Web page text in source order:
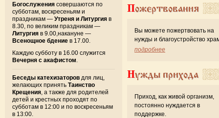
Богослужения совершаются по
субботам, воскресеньям и
праздникам — Утреня и Литургия в
8.30, по великим праздникам —
Литургия в 9.00,накануне —
Всенощное бдение в 17.00.
Каждую субботу в 16.00 служится
Вечерня с акафистом
Беседы катехизаторов для лиц,
желающих принять Таинство
Крещения , а также для родителей
детей и крестных проходят по
субботам в 12:00 и по воскресеньям
в 13:00.
Пожертвования
Вы можете пожертвовать на
нужды и благоустройство
подробнее
Нужды прихода
Приход, как живой организм,
постоянно нуждается в
поддержке.